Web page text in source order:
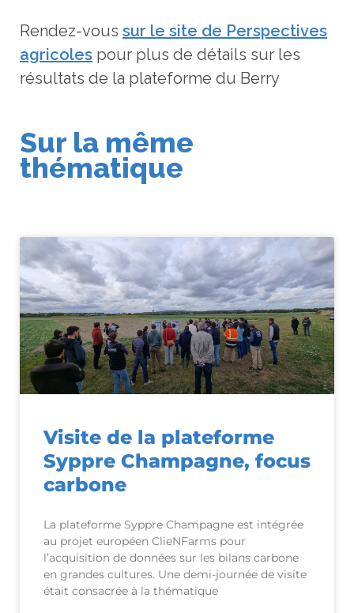
Rendez-vous sur le site de Perspectives
agricoles pour plus de détails sur les
résultats de la plateforme du Berry
Sur la même
thématique
Visite de la plateforme
Syppre Champagne, focus
carbone
La plateforme Syppre Champagne est intégrée
au projet européen ClieNFarms pour
l’acquisition de données sur les bilans carbone
en grandes cultures. Une demi-journée de visite
était consacrée à la thématique